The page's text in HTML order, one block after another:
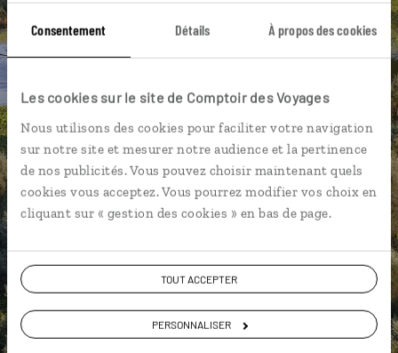
Consentement Détails À propos des cookies
Les cookies sur le site de Comptoir des Voyages
Nous utilisons des cookies pour faciliter votre navigation
sur notre site et mesurer notre audience et la pertinence
de nos publicités. Vous pouvez choisir maintenant quels
cookies vous acceptez. Vous pourrez modifier vos choix en
cliquant sur « gestion des cookies » en bas de page.
TOUT ACCEPTER
PERSONNALISER